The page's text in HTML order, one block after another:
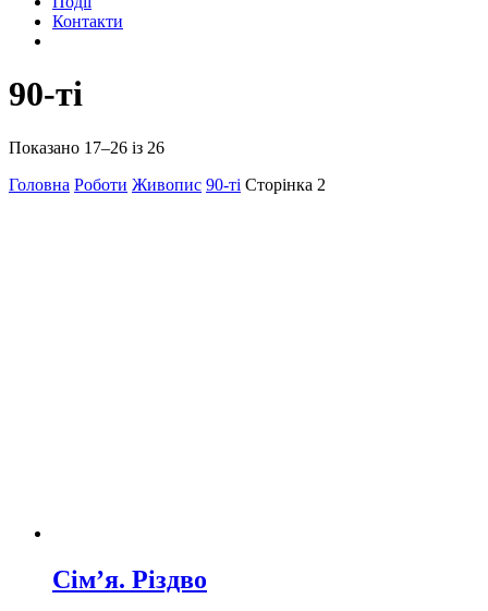
Контакти
90-ті
Показано 17–26 із 26
Головна Роботи Живопис 90-ті Сторінка 2
Сім’я. Різдво